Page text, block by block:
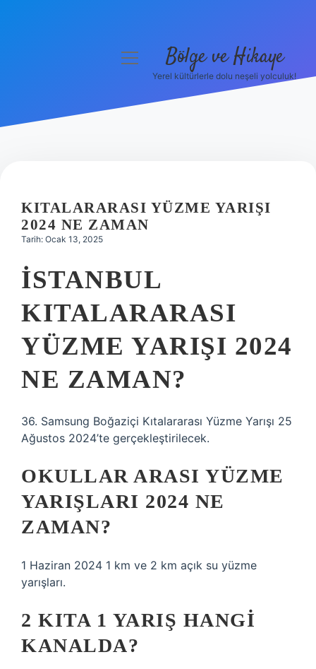
Hakkımızda
menüyü
Bölge ve Hikaye
Yerel kültürlerle dolu neşeli yolculuk!
KITALARARASI YÜZME YARIŞI
2024 NE ZAMAN
Tarih: Ocak 13, 2025
İSTANBUL
KITALARARASI
YÜZME YARIŞI 2024
NE ZAMAN?
36. Samsung Boğaziçi Kıtalararası Yüzme Yarışı 25
Ağustos 2024’te gerçekleştirilecek.
OKULLAR ARASI YÜZME
YARIŞLARI 2024 NE
ZAMAN?
1 Haziran 2024 1 km ve 2 km açık su yüzme
yarışları.
2 KITA 1 YARIŞ HANGI
KANALDA?